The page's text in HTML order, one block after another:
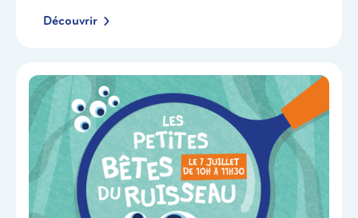
Découvrir